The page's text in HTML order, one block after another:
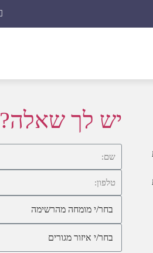
יש לך שאלה?